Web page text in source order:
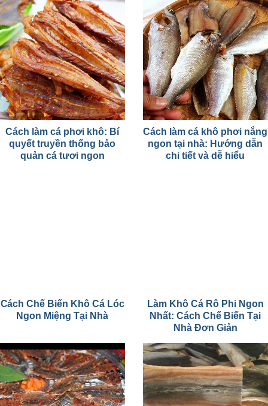
Cách làm cá phơi khô: Bí
quyết truyền thống bảo
quản cá tươi ngon
Cách làm cá khô phơi nắng
ngon tại nhà: Hướng dẫn
chi tiết và dễ hiểu
Cách Chế Biến Khô Cá Lóc
Ngon Miệng Tại Nhà
Làm Khô Cá Rô Phi Ngon
Nhất: Cách Chế Biến Tại
Nhà Đơn Giản